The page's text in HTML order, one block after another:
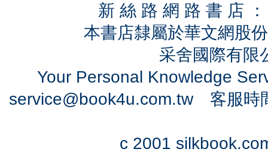
新 絲 路 網 路 書 店
本書店隸屬於華文網股
采舍國際有
Your Personal Knowledge
service@book4u.com.tw客服時
c 2001